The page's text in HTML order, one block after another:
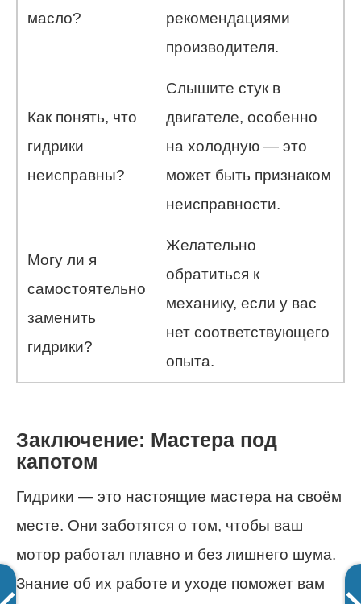
масло?
рекомендациями
производителя.
Как понять, что
гидрики
неисправны?
Слышите стук в
двигателе, особенно
на холодную — это
может быть признаком
неисправности.
Могу ли я
самостоятельно
заменить
гидрики?
Желательно
обратиться к
механику, если у вас
нет соответствующего
опыта.
Заключение: Мастера под
капотом
Гидрики — это настоящие мастера на своём
месте. Они заботятся о том, чтобы ваш
мотор работал плавно и без лишнего шума.
Знание об их работе и уходе поможет вам